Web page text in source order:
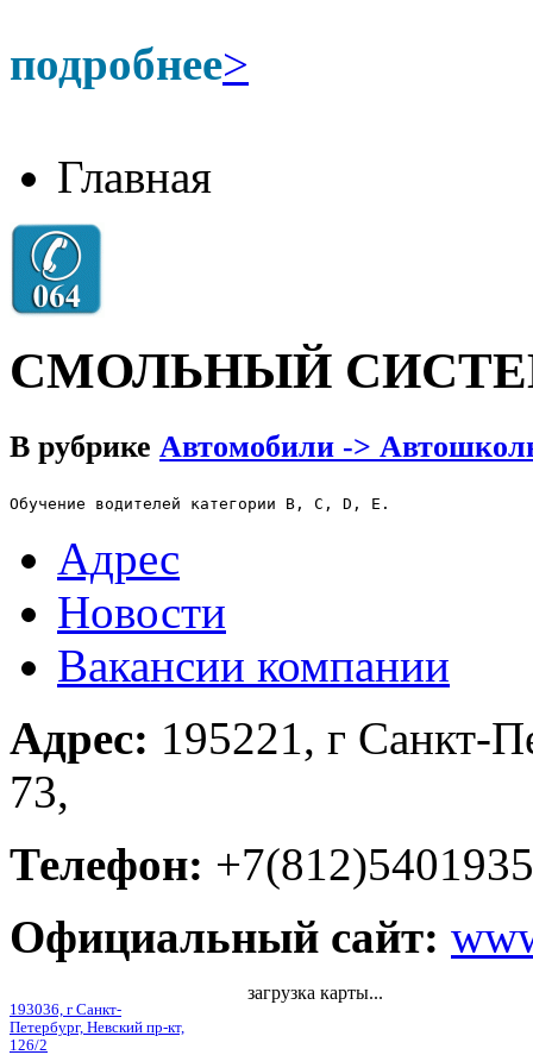
подробнее>
Главная
СМОЛЬНЫЙ
В рубрике Автомобили ->
Обучение водителей категории В, С, D, E.
Адрес
Новости
Вакансии компании
Адрес: 195221, г Санкт-
73,
Телефон: +7(812)5401935
Официальный сайт:
193036, г Санкт-
Петербург, Невский пр-кт,
126/2
загрузка карты...